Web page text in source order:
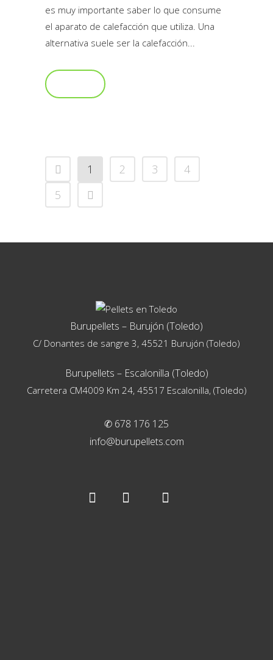
es muy importante saber lo que consume
el aparato de calefacción que utiliza. Una
alternativa suele ser la calefacción...
1 2 3
4
5
Burupellets – Burujón (Toledo)
C/ Donantes de sangre 3, 45521 Burujón (Toledo)
Burupellets – Escalonilla (Toledo)
Carretera CM4009 Km 24, 45517 Escalonilla, (Toledo)
✆ 678 176 125
info@burupellets.com